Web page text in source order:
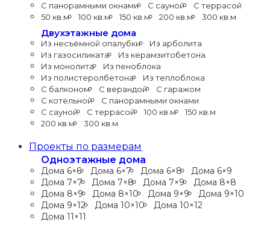
С панорамными окнами
С сауной
С террасой
50 кв.м
100 кв.м 150 кв.м 200 кв.м 300 кв.м
Двухэтажные дома
Из несъёмной опалубки
Из арболита
Из газосиликата
Из керамзитобетона
Из монолита
Из пеноблока
Из полистеролбетона
Из теплоблока
С балконом
С верандой
С гаражом
С котельной
С панорамными окнами
С сауной
С террасой 100 кв.м
150 кв.м
200 кв.м
300 кв.м
Проекты по размерам
Одноэтажные дома
Дома 6×6 Дома 6×7 Дома 6×8
Дома 6×9
Дома 7×7
Дома 7×8 Дома 7×9
Дома 8×8
Дома 8×9
Дома 8×10 Дома 9×9
Дома 9×10
Дома 9×12
Дома 10×10
Дома 10×12
Дома 11×11